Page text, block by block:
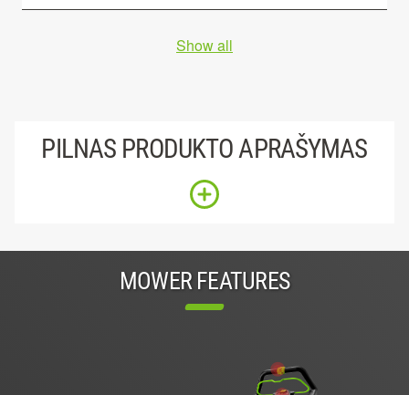
Show all
PILNAS PRODUKTO APRAŠYMAS
MOWER FEATURES